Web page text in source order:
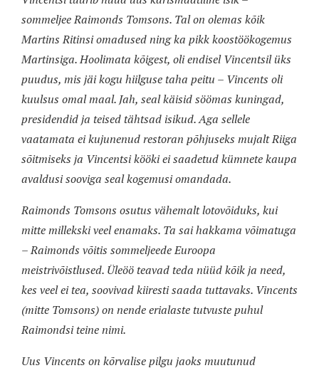
sommeljee Raimonds Tomsons. Tal on olemas kõik
Martins Ritinsi omadused ning ka pikk koostöökogemus
Martinsiga. Hoolimata kõigest, oli endisel Vincentsil üks
puudus, mis jäi kogu hiilguse taha peitu – Vincents oli
kuulsus omal maal. Jah, seal käisid söömas kuningad,
presidendid ja teised tähtsad isikud. Aga sellele
vaatamata ei kujunenud restoran põhjuseks mujalt Riiga
sõitmiseks ja Vincentsi kööki ei saadetud kümnete kaupa
avaldusi sooviga seal kogemusi omandada.
Raimonds Tomsons osutus vähemalt lotovõiduks, kui
mitte millekski veel enamaks. Ta sai hakkama võimatuga
– Raimonds võitis sommeljeede Euroopa
meistrivõistlused. Üleöö teavad teda nüüd kõik ja need,
kes veel ei tea, soovivad kiiresti saada tuttavaks. Vincents
(mitte Tomsons) on nende erialaste tutvuste puhul
Raimondsi teine nimi.
Uus Vincents on kõrvalise pilgu jaoks muutunud